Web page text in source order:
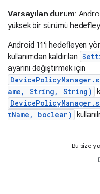
Varsayılan durum:
yüksek bir sürümü
Android 11'i hedefleyen
kullanımdan kaldırılan
ayarını değiştirmek için
ame, String, String)
tName, boolean)
Bu size